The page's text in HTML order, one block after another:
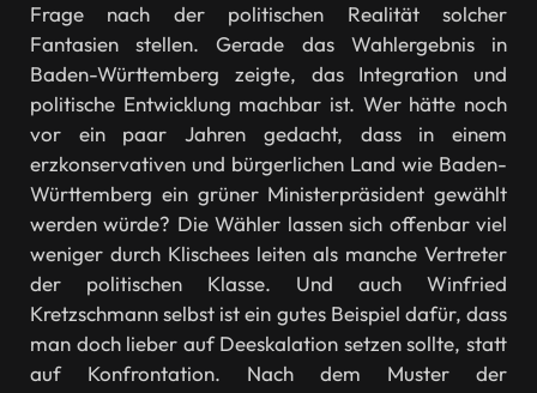
Frage nach der politischen Realität solcher
Fantasien stellen. Gerade das Wahlergebnis in
Baden-Württemberg zeigte, das Integration und
politische Entwicklung machbar ist. Wer hätte noch
vor ein paar Jahren gedacht, dass in einem
erzkonservativen und bürgerlichen Land wie Baden-
Württemberg ein grüner Ministerpräsident gewählt
werden würde? Die Wähler lassen sich offenbar viel
weniger durch Klischees leiten als manche Vertreter
der politischen Klasse. Und auch Winfried
Kretzschmann selbst ist ein gutes Beispiel dafür, dass
man doch lieber auf Deeskalation setzen sollte, statt
auf Konfrontation. Nach dem Muster der